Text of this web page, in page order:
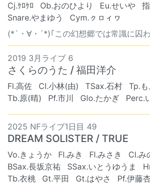
Cj.ｹﾛｹﾛ
Ob.おのひより Eu.せいや
Snare.やまゆう
Cym.ㇰㇿィヮ
(*`・∀・´*)｢この幻想郷では常識に囚
2019 3月ライブ 6
さくらのうた / 福田洋介
Fl.高佐 Cl.小林(由) TSax.石村 Tp.も
Tb.原(晴)
Pf.市川 Glo.たかぎ Perc.
2025 NFライブ1日目 49
DREAM SOLISTER / TRUE
Vo.きょうか Fl.みき Fl.みさき
Cl.み
BSax.長坂京祐
SSax.いとうゆうま
Tb.衣桃
Gt.平田 Gt.はやさ Pf.伊藤